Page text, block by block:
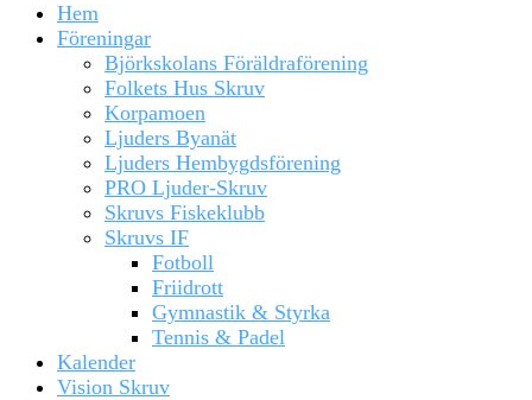
Hem
Föreningar
Björkskolans Föräldraförening
Folkets Hus Skruv
Korpamoen
Ljuders Byanät
Ljuders Hembygdsförening
PRO Ljuder-Skruv
Skruvs Fiskeklubb
Skruvs IF
Fotboll
Friidrott
Gymnastik & Styrka
Tennis & Padel
Kalender
Vision Skruv